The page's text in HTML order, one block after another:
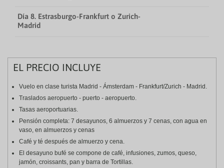
Día 8. Estrasburgo-Frankfurt o Zurich-
Madrid
EL PRECIO INCLUYE
Vuelo en clase turista Madrid - Ámsterdam - Frankfurt/Zurich - Madrid.
Traslados aeropuerto - puerto - aeropuerto.
Tasas aeroportuarias.
Pensión completa: 7 desayunos, 6 almuerzos y 7 cenas, con agua en
vaso, en almuerzos y cenas
Café y té después de almuerzo y cena.
El desayuno bufé se compone de café, infusiones, zumos, queso,
jamón, croissants, pan y barra de Tortillas.